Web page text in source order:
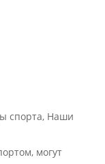
спорта, Наши
могут